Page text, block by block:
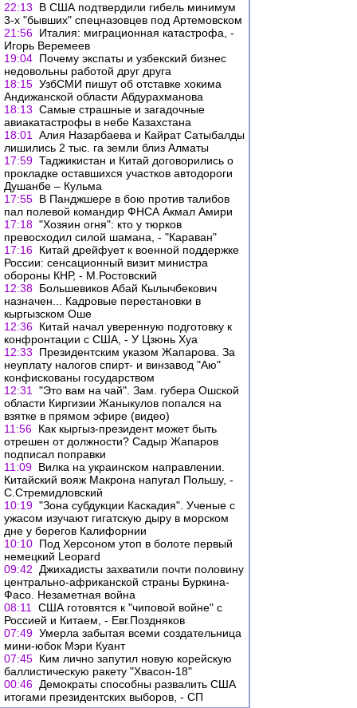
22:13
В США подтвердили гибель минимум
3-х "бывших" спецназовцев под Артемовском
21:56 Италия: миграционная катастрофа, -
Игорь Веремеев
19:04 Почему экспаты и узбекский бизнес
недовольны работой друг друга
18:15 УзбСМИ пишут об отставке хокима
Андижанской области Абдурахманова
18:13 Самые страшные и загадочные
авиакатастрофы в небе Казахстана
18:01
Алия Назарбаева и Кайрат Сатыбалды
лишились 2 тыс. га земли близ Алматы
17:59 Таджикистан и Китай договорились о
прокладке оставшихся участков автодороги
Душанбе – Кульма
17:55 В Панджшере в бою против талибов
пал полевой командир ФНСА Акмал Амири
17:18 "Хозяин огня": кто у тюрков
превосходил силой шамана, - "Караван"
17:16 Китай дрейфует к военной поддержке
России: сенсационный визит министра
обороны КНР, - М.Ростовский
12:38 Большевиков Абай Кылычбекович
назначен... Кадровые перестановки в
кыргызском Оше
12:36 Китай начал уверенную подготовку к
конфронтации с США, - У Цзюнь Хуа
12:33
Президентским указом Жапарова. За
неуплату налогов спирт- и винзавод "Аю"
конфискованы государством
12:31
"Это вам на чай". Зам. губера Ошской
области Киргизии Жаныкулов попался на
взятке в прямом эфире (видео)
11:56 Как кыргыз-президент может быть
отрешен от должности? Садыр Жапаров
подписал поправки
11:09 Вилка на украинском направлении.
Китайский вояж Макрона напугал Польшу, -
С.Стремидловский
10:19 "Зона субдукции Каскадия". Ученые с
ужасом изучают гигатскую дыру в морском
дне у берегов Калифорнии
10:10 Под Херсоном утоп в болоте первый
немецкий Leopard
09:42
Джихадисты захватили почти половину
центрально-африканской страны Буркина-
Фасо. Незаметная война
08:11
США готовятся к "чиповой войне" с
Россией и Китаем, - Евг.Поздняков
07:49 Умерла забытая всеми создательница
мини-юбок Мэри Куант
07:45 Ким лично запутил новую корейскую
баллистическую ракету "Хвасон-18"
00:46 Демократы способны развалить США
итогами президентских выборов, - СП